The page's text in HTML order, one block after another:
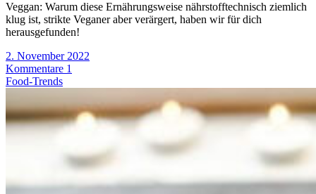
Veggan: Warum diese Ernährungsweise nährstofftechnisch ziemlich
klug ist, strikte Veganer aber verärgert, haben wir für dich
herausgefunden!
2. November 2022
Kommentare 1
Food-Trends